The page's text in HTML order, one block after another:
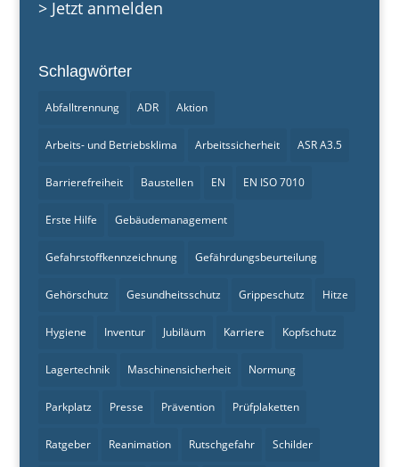
> Jetzt anmelden
Schlagwörter
Abfalltrennung ADR Aktion
Arbeits- und Betriebsklima Arbeitssicherheit ASR A3.5
Barrierefreiheit Baustellen EN EN ISO 7010
Erste Hilfe Gebäudemanagement
Gefahrstoffkennzeichnung Gefährdungsbeurteilung
Gehörschutz Gesundheitsschutz Grippeschutz Hitze
Hygiene Inventur Jubiläum Karriere Kopfschutz
Lagertechnik Maschinensicherheit Normung
Parkplatz Presse Prävention Prüfplaketten
Ratgeber Reanimation Rutschgefahr Schilder